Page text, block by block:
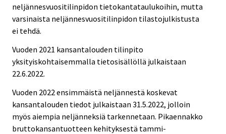
neljännesvuositilinpidon tietokantataulukoihin, mutta
varsinaista neljännesvuositilinpidon tilastojulkistusta
ei tehdä.
Vuoden 2021 kansantalouden tilinpito
yksityiskohtaisemmalla tietosisällöllä julkaistaan
22.6.2022.
Vuoden 2022 ensimmäistä neljännestä koskevat
kansantalouden tiedot julkaistaan 31.5.2022, jolloin
myös aiempia neljänneksiä tarkennetaan. Pikaennakko
bruttokansantuotteen kehityksestä tammi-